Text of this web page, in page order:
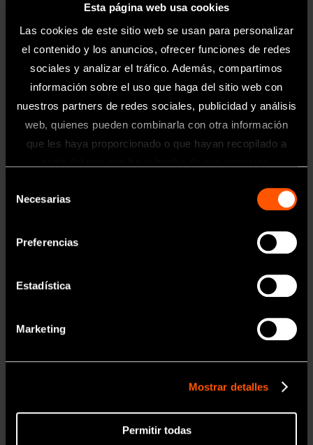
Esta página web usa cookies
Las cookies de este sitio web se usan para personalizar
el contenido y los anuncios, ofrecer funciones de redes
sociales y analizar el tráfico. Además, compartimos
información sobre el uso que haga del sitio web con
nuestros partners de redes sociales, publicidad y análisis
web, quienes pueden combinarla con otra información
que les haya proporcionado o que hayan recopilado a
Necesarias
Preferencias
Estadística
Marketing
Mostrar detalles
Permitir todas
página web está dirigida exclusivamente
odontológico.
Pana-Max2
Básico
Saber más